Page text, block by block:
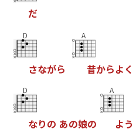
だ
D
さながら
A
昔からよ く
D
なりの あの娘の
A
よう